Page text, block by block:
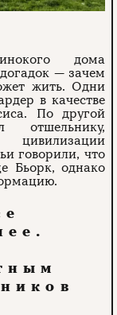
дома
— зачем
жить. Одни
в качестве
По другой
отшельнику,
говорили, что
Бьорк, однако